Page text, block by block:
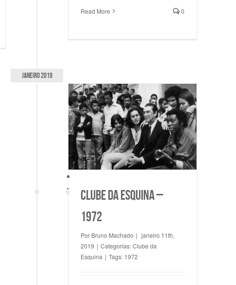
Read More 0
janeiro 2019
Clube da Esquina – 1972
Clube da Esquina
Clube da Esquina –
1972
Por Bruno Machado | janeiro 11th,
2019 | Categorias:Clube da
Esquina | Tags: 1972